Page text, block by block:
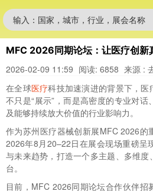
输入：国家，城市，行业，展会名称
MFC 2026同期论坛：让医疗创新
2026-02-09 11:59 阅读: 6858 来源 :
在全球医疗科技加速演进的背景下，
不只是“展示”，而是高密度的专业对
及能够持续放大价值的行业影响力。
作为苏州医疗器械创新展MFC 2026的
2026年8月20–22日在展会现场重磅呈
与未来趋势，打造一个多主题、多维
台。
目前，MFC 2026同期论坛合作伙伴招